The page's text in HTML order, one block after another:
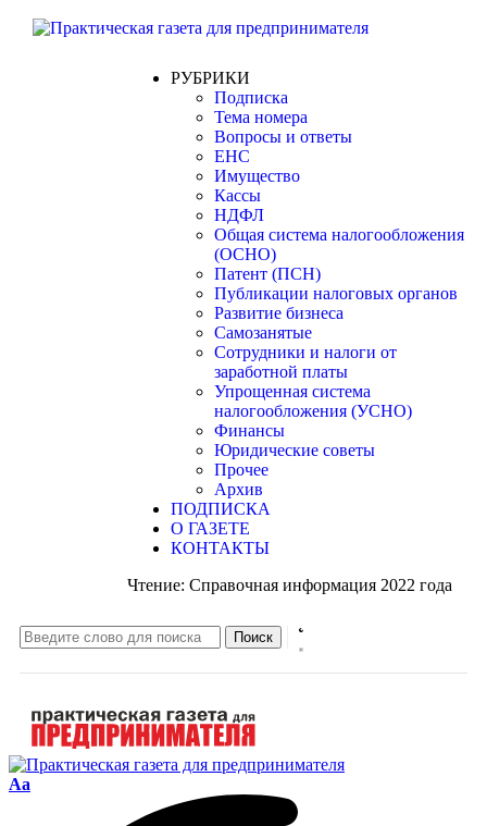
РУБРИКИ
Подписка
Тема номера
Вопросы и ответы
ЕНС
Имущество
Кассы
НДФЛ
Общая система налогообложения
(ОСНО)
Патент (ПСН)
Публикации налоговых органов
Развитие бизнеса
Самозанятые
Сотрудники и налоги от
заработной платы
Упрощенная система
налогообложения (УСНО)
Финансы
Юридические советы
Прочее
Архив
ПОДПИСКА
О ГАЗЕТЕ
КОНТАКТЫ
Чтение: Справочная информация 2022 года
Aa